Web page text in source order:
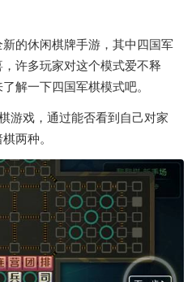
的休闲棋牌手游，其中四国军
许多玩家对这个模式爱不释
解一下四国军棋模式吧。
游戏，通过能否看到自己对家
两种。